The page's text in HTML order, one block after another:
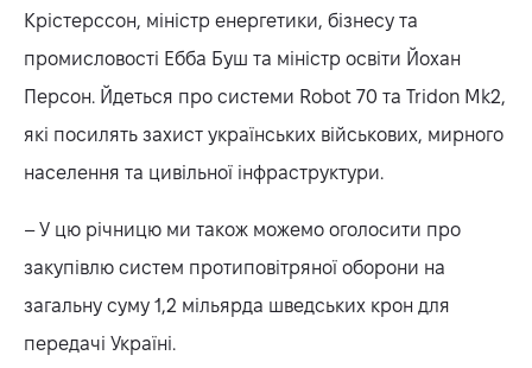
Крістерссон, міністр енергетики, бізнесу та
промисловості Ебба Буш та міністр освіти Йохан
Персон. Йдеться про системи Robot 70 та Tridon Mk2,
які посилять захист українських військових, мирного
населення та цивільної інфраструктури.
– У цю річницю ми також можемо оголосити про
закупівлю систем протиповітряної оборони на
загальну суму 1,2 мільярда шведських крон для
передачі Україні.